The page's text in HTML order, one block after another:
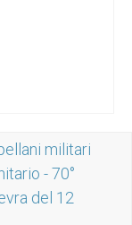
militari
- 70°
del 12